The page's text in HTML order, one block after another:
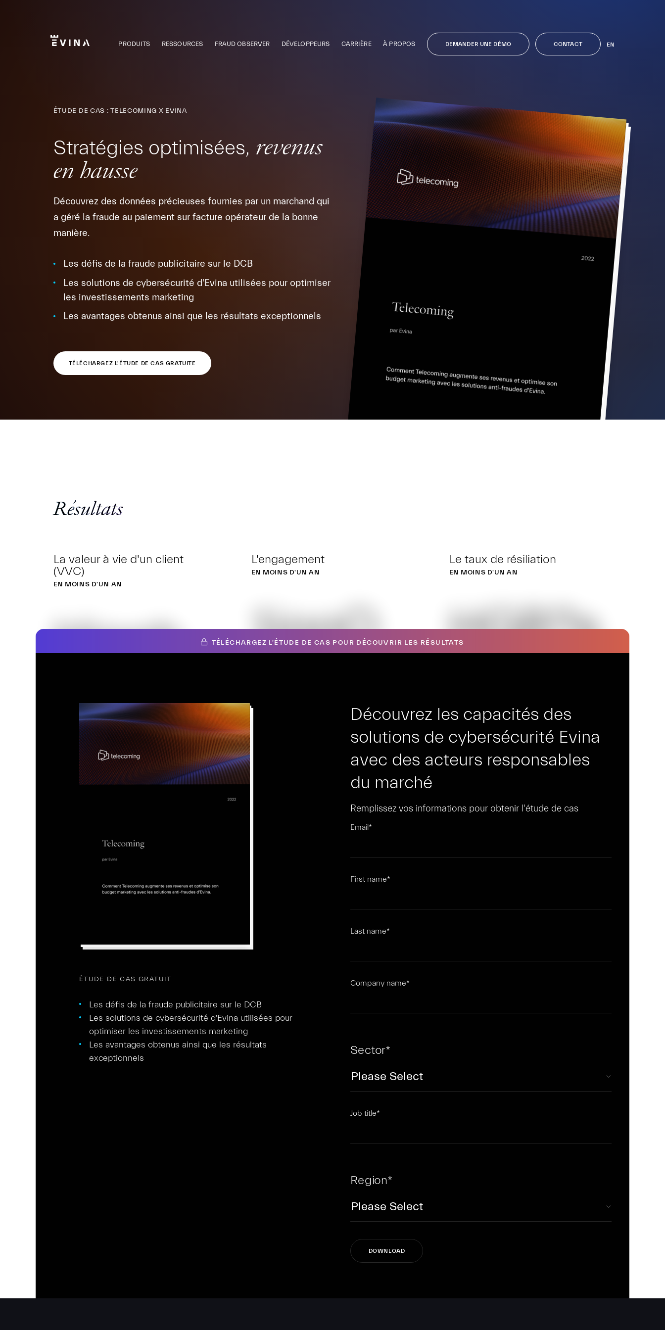
PRODUITS RESSOURCES FRAUD OBSERVER DÉVELOPPEURS CARRIÈRE À PROPOS DEMANDER UNE DÉMO CONTACT EN
ÉTUDE DE CAS : TELECOMING X EVINA
Stratégies optimisées, revenus
en hausse
Découvrez des données précieuses fournies par un marchand qui
a géré la fraude au paiement sur facture opérateur de la bonne
manière.
Les défis de la fraude publicitaire sur le DCB
Les solutions de cybersécurité d'Evina utilisées pour optimiser
les investissements marketing
Les avantages obtenus ainsi que les résultats exceptionnels
TÉLÉCHARGEZ L'ÉTUDE DE CAS GRATUITE
Résultats
La valeur à vie d'un client
(VVC)
EN MOINS D'UN AN
Hiooh
L'engagement
EN MOINS D'UN AN
1iooO
Le taux de résiliation
EN MOINS D'UN AN
HGB?s
TÉLÉCHARGEZ L'ÉTUDE DE CAS POUR DÉCOUVRIR LES RÉSULTATS
ÉTUDE DE CAS GRATUIT
Les défis de la fraude publicitaire sur le DCB
Les solutions de cybersécurité d'Evina utilisées pour
optimiser les investissements marketing
Les avantages obtenus ainsi que les résultats
exceptionnels
Découvrez les capacités des
solutions de cybersécurité Evina
avec des acteurs responsables
du marché
Remplissez vos informations pour obtenir l'étude de cas
Email*
First name*
Last name*
Company name*
Sector*
Job title*
Region*